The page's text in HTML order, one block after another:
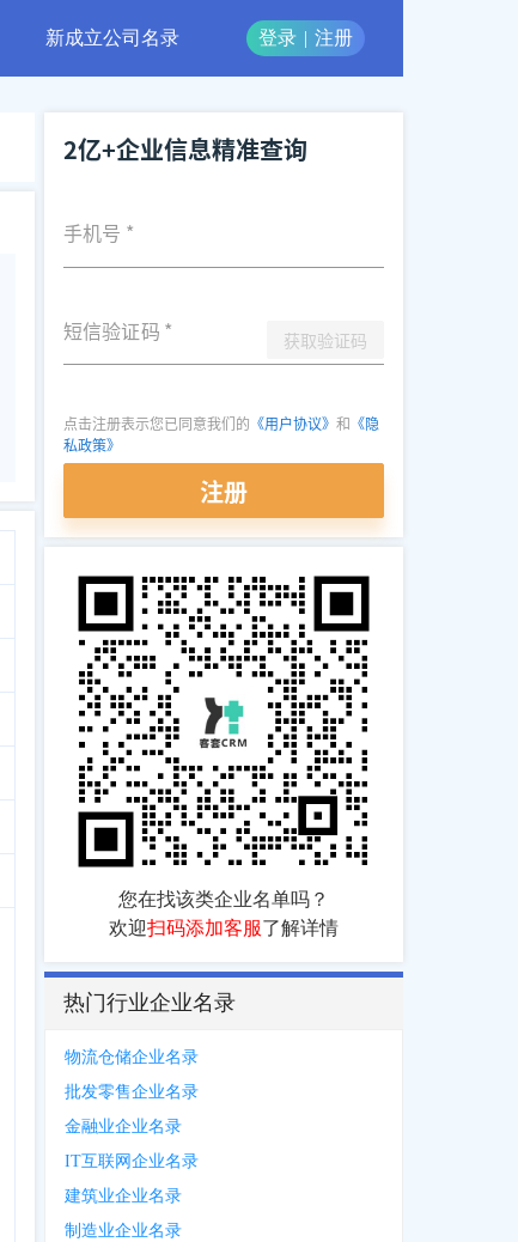
新成立公司名录 登录 | 注册
2亿+企业信息精准查询
手机号 *
短信验证码 * 获取验证码
点击注册表示您已同意我们的 《用户协议》 和 《隐
私政策》
注册
您在找该类企业名单吗？
欢迎扫码添加客服了解详情
热门行业企业名录
物流仓储企业名录
批发零售企业名录
金融业企业名录
IT互联网企业名录
建筑业企业名录
制造业企业名录